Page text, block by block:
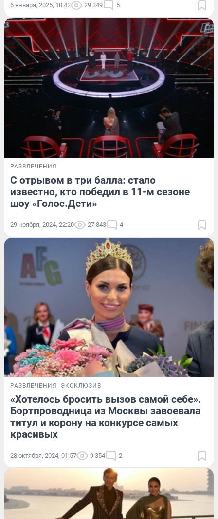
6 января, 2025, 10:42 29 349 5
РАЗВЛЕЧЕНИЯ
С отрывом в три балла: стало
известно, кто победил в 11-м сезоне
шоу «Голос.Дети»
29 ноября, 2024, 22:20 27 843 4
РАЗВЛЕЧЕНИЯ ЭКСКЛЮЗИВ
«Хотелось бросить вызов самой себе».
Бортпроводница из Москвы завоевала
титул и корону на конкурсе самых
красивых
28 октября, 2024, 01:57 9 354 2